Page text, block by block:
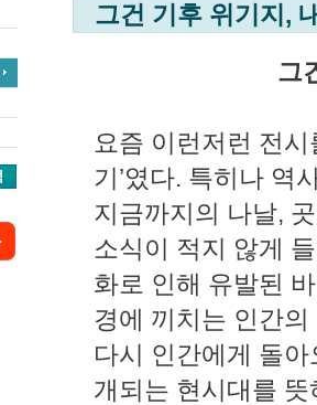
그건 기후 위기지,
그
요즘 이런저런 전
기’였다. 특히나 역
지금까지의 나날,
소식이 적지 않게
화로 인해 유발된
경에 끼치는 인간
다시 인간에게 돌
개되는 현시대를 뜻